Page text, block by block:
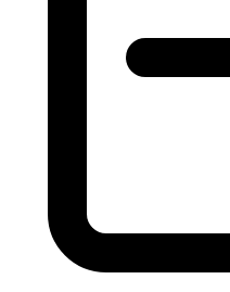
Mendikdasmen Dorong Ekosistem
Gerakan Hemat Energ